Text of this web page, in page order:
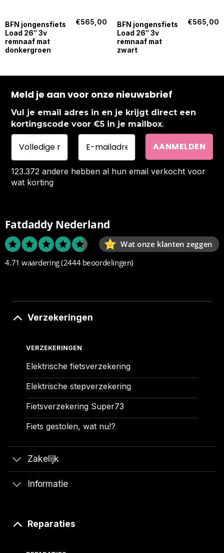
BFN jongensfiets
Load 26″ 3v
remnaaf mat
donkergroen
€565,00
BFN jongensfiets
Load 26″ 3v
remnaaf mat
zwart
€565,00
Meld je aan voor onze nieuwsbrief
Vul je email adres in en je krijgt direct een
kortingscode voor €5 in je mailbox.
123.372 andere hebben al hun email verkocht voor
wat korting
Fatdaddy Nederland
Wat onze klanten zeggen
4.71 waardering(2444 beoordelingen)
Verzekeringen
VERZEKERINGEN
Elektrische fietsverzekering
Elektrische stepverzekering
Fietsverzekering Super73
Fiets gestolen, wat nu!?
Zakelijk
Informatie
Reparaties